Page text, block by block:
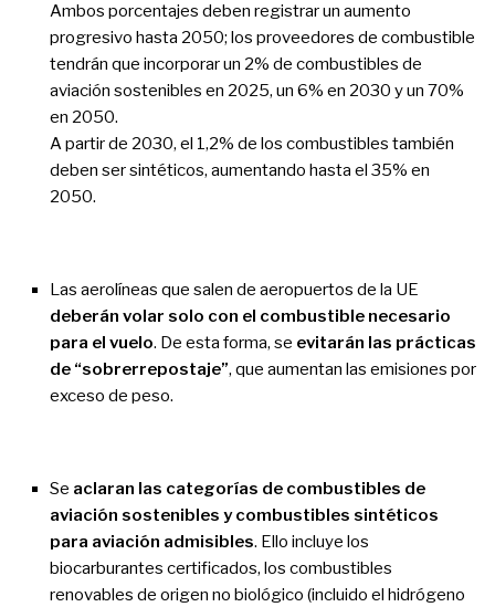
Ambos porcentajes deben registrar un aumento
progresivo hasta 2050; los proveedores de combustible
tendrán que incorporar un 2% de combustibles de
aviación sostenibles en 2025, un 6% en 2030 y un 70%
en 2050.
A partir de 2030, el 1,2% de los combustibles también
deben ser sintéticos, aumentando hasta el 35% en
2050.
Las aerolíneas que salen de aeropuertos de la UE
deberán volar solo con el combustible necesario
para el vuelo. De esta forma, se evitarán las prácticas
de “sobrerrepostaje”, que aumentan las emisiones por
exceso de peso.
Se aclaran las categorías de combustibles de
aviación sostenibles y combustibles sintéticos
para aviación admisibles. Ello incluye los
biocarburantes certificados, los combustibles
renovables de origen no biológico (incluido el hidrógeno